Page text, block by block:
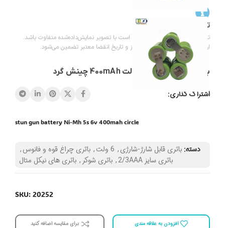
تاریخ انقضا باتریها
تاریخ درج‌شده روی باتری‌ها ممکن است با تصویر نمایش‌داده‌شده متفاوت باشد.
ارسال باتری‌ها با تاریخ تولید به‌روز و تاریخ انقضا معتبر تضمین می‌شود.
باتری شوکری 5 سل 6 ولت 400mAh چینش گرد
اشتراک گذاری:
stun gun battery Ni-Mh 5s 6v 400mah circle
دسته: باتری قابل شارژ-شارژی, 6 ولت , باتری چراغ قوه و فانوس,
باتری سایز 2/3AAA
, باتری شوکر , باتری های نیکل متال
SKU: 20252
افزودن به علاقه مندی برای مقایسه اضافه کنید